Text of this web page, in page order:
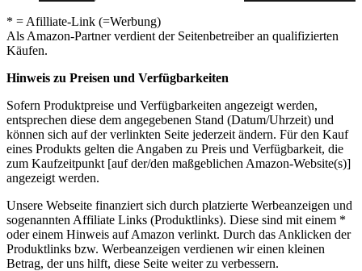
* = Afilliate-Link (=Werbung)
Als Amazon-Partner verdient der Seitenbetreiber an qualifizierten
Käufen.
Hinweis zu Preisen und Verfügbarkeiten
Sofern Produktpreise und Verfügbarkeiten angezeigt werden,
entsprechen diese dem angegebenen Stand (Datum/Uhrzeit) und
können sich auf der verlinkten Seite jederzeit ändern. Für den Kauf
eines Produkts gelten die Angaben zu Preis und Verfügbarkeit, die
zum Kaufzeitpunkt [auf der/den maßgeblichen Amazon-Website(s)]
angezeigt werden.
Unsere Webseite finanziert sich durch platzierte Werbeanzeigen und
sogenannten Affiliate Links (Produktlinks). Diese sind mit einem *
oder einem Hinweis auf Amazon verlinkt. Durch das Anklicken der
Produktlinks bzw. Werbeanzeigen verdienen wir einen kleinen
Betrag, der uns hilft, diese Seite weiter zu verbessern.